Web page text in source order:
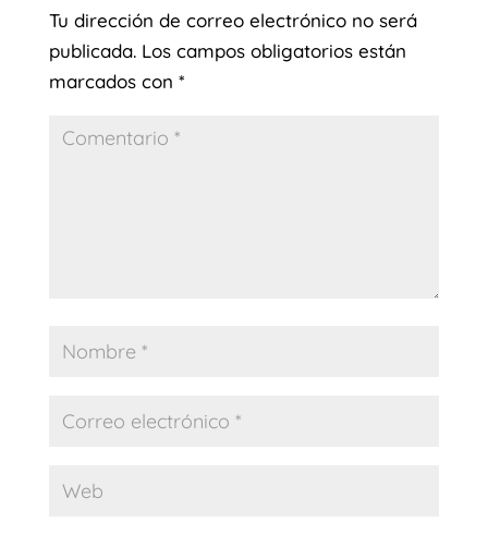
Tu dirección de correo electrónico no será
publicada. Los campos obligatorios están
marcados con *